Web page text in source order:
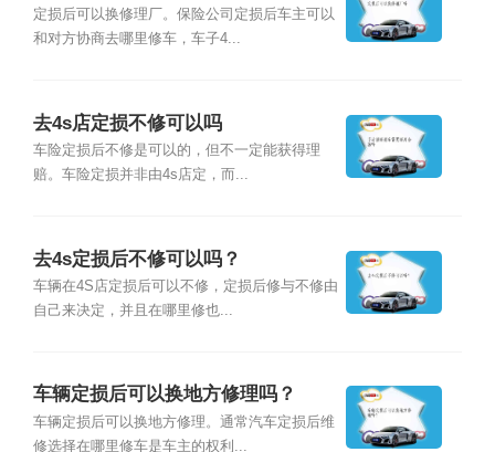
定损后可以换修理厂。保险公司定损后车主可以
和对方协商去哪里修车，车子4...
去4s店定损不修可以吗
车险定损后不修是可以的，但不一定能获得理
赔。车险定损并非由4s店定，而...
去4s定损后不修可以吗？
车辆在4S店定损后可以不修，定损后修与不修由
自己来决定，并且在哪里修也...
车辆定损后可以换地方修理吗？
车辆定损后可以换地方修理。通常汽车定损后维
修选择在哪里修车是车主的权利...